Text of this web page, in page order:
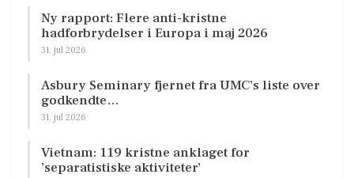
Ny rapport: Flere anti-kristne
hadforbrydelser i Europa i maj 2026
31. jul 2026
Asbury Seminary fjernet fra UMC’s liste over
godkendte…
31. jul 2026
Vietnam: 119 kristne anklaget for
’separatistiske aktiviteter’